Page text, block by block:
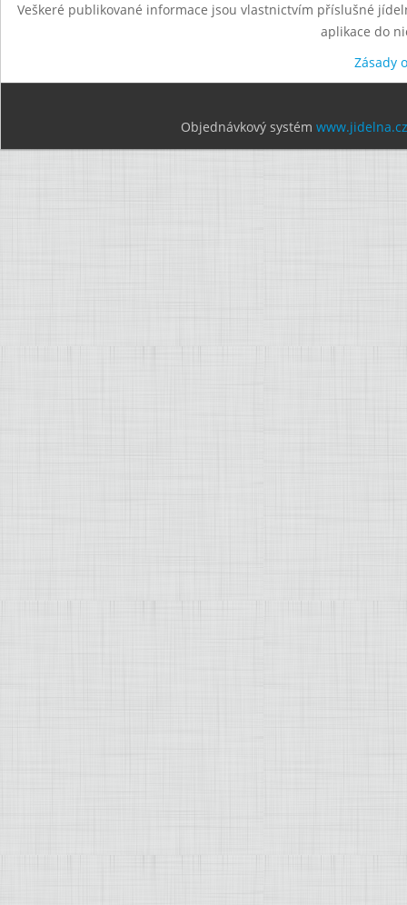
Veškeré publikované informace jsou vlastnictvím příslušné
aplikace do
Zásady
Objednávkový systém www.jidelna.cz